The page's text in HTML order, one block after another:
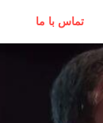
تماس با ما